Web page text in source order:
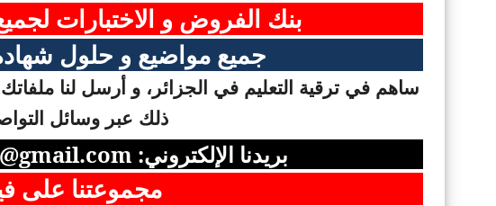
بنك الفروض و الاختبارات
جميع مواضيع و حلول شهادة
ساهم في ترقية التعليم في الجزائر، و أرسل لنا
ذلك عبر وسائل
بريدنا الإلكتروني:
مجموعتنا على